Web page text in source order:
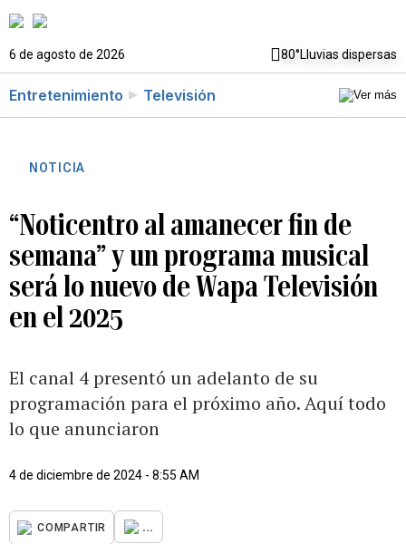
6 de agosto de 2026 80°Lluvias dispersas
Entretenimiento Televisión
NOTICIA
“Noticentro al amanecer fin de
semana” y un programa musical
será lo nuevo de Wapa Televisión
en el 2025
El canal 4 presentó un adelanto de su
programación para el próximo año. Aquí todo
lo que anunciaron
4 de diciembre de 2024 - 8:55 AM
COMPARTIR ...